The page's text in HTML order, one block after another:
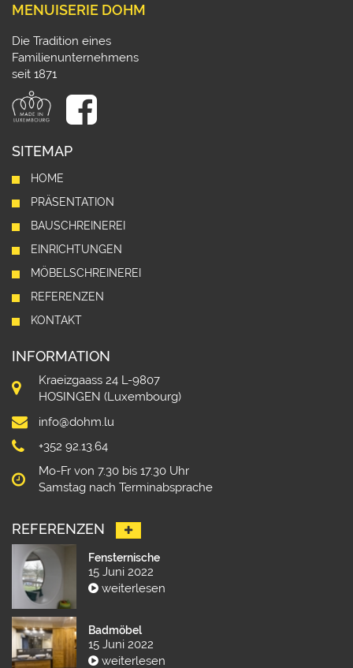
MENUISERIE DOHM
Die Tradition eines
Familienunternehmens
seit 1871
SITEMAP
HOME
PRÄSENTATION
BAUSCHREINEREI
EINRICHTUNGEN
MÖBELSCHREINEREI
REFERENZEN
KONTAKT
INFORMATION
Kraeizgaass 24 L-9807
HOSINGEN (Luxembourg)
info@dohm.lu
+352 92.13.64
Mo-Fr von 7.30 bis 17.30 Uhr
Samstag nach Terminabsprache
REFERENZEN
Fensternische
15 Juni 2022
weiterlesen
Badmöbel
15 Juni 2022
weiterlesen